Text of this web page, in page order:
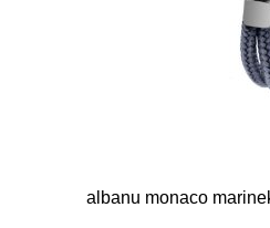
albanu monaco